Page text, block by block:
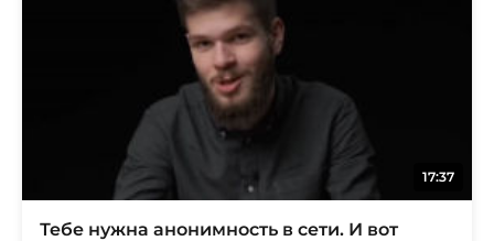
17:37
Тебе нужна анонимность в сети. И вот